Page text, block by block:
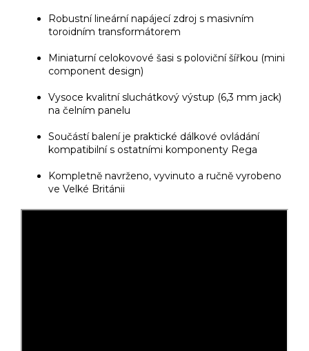
Robustní lineární napájecí zdroj s masivním
toroidním transformátorem
Miniaturní celokovové šasi s poloviční šířkou (mini
component design)
Vysoce kvalitní sluchátkový výstup (6,3 mm jack)
na čelním panelu
Součástí balení je praktické dálkové ovládání
kompatibilní s ostatními komponenty Rega
Kompletně navrženo, vyvinuto a ručně vyrobeno
ve Velké Británii